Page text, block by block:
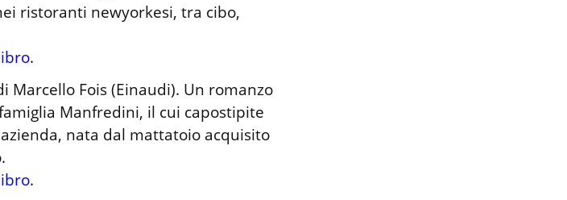
ristoranti newyorkesi, tra cibo,
.
Marcello Fois (Einaudi). Un romanzo
Manfredini, il cui capostipite
nata dal mattatoio acquisito
.